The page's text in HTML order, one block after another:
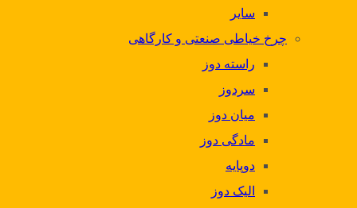
سایر
چرخ خیاطی صنعتی و کارگاهی
راسته دوز
سردوز
میان دوز
مادگی دوز
دوپایه
الیک دوز